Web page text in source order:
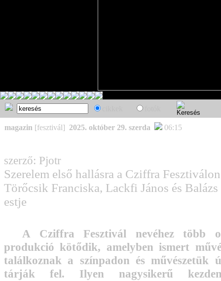
magazin [fesztivál] 2025. október 29. szerda 06:15
szerző: Pjotr
Szerelem első hallásra a Cziffra Fesztiválon
Törőcsik Franciska, Lackfi János és Balázs
estje
A Cziffra Fesztivál nevéhez több
produkció kötődik, amelyben ismert
találkoznak a színpadon és művészetük
tárják fel. Ilyen nagysikerű